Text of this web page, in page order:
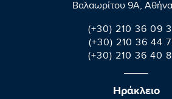
Βαλαωρίτου 9A,
(+30) 210 36 09
(+30) 210 36 44
(+30) 210 36 40
Ηράκλειο